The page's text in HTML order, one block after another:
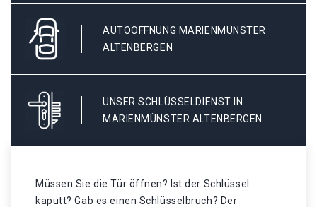
AUTOÖFFNUNG MARIENMÜNSTER
ALTENBERGEN
UNSER SCHLÜSSELDIENST IN
MARIENMÜNSTER ALTENBERGEN
Müssen Sie die Tür öffnen? Ist der Schlüssel
kaputt? Gab es einen Schlüsselbruch? Der